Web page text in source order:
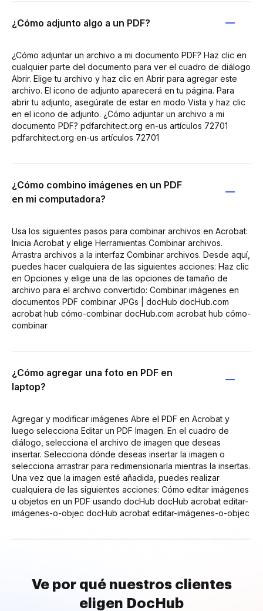
¿Cómo adjunto algo a un PDF?
¿Cómo adjuntar un archivo a mi documento PDF? Haz clic en
cualquier parte del documento para ver el cuadro de diálogo
Abrir. Elige tu archivo y haz clic en Abrir para agregar este
archivo. El icono de adjunto aparecerá en tu página. Para
abrir tu adjunto, asegúrate de estar en modo Vista y haz clic
en el icono de adjunto. ¿Cómo adjuntar un archivo a mi
documento PDF? pdfarchitect.org en-us artículos 72701
pdfarchitect.org en-us artículos 72701
¿Cómo combino imágenes en un PDF
en mi computadora?
Usa los siguientes pasos para combinar archivos en Acrobat:
Inicia Acrobat y elige Herramientas Combinar archivos.
Arrastra archivos a la interfaz Combinar archivos. Desde aquí,
puedes hacer cualquiera de las siguientes acciones: Haz clic
en Opciones y elige una de las opciones de tamaño de
archivo para el archivo convertido: Combinar imágenes en
documentos PDF combinar JPGs | docHub docHub.com
acrobat hub cómo-combinar docHub.com acrobat hub cómo-
combinar
¿Cómo agregar una foto en PDF en
laptop?
Agregar y modificar imágenes Abre el PDF en Acrobat y
luego selecciona Editar un PDF Imagen. En el cuadro de
diálogo, selecciona el archivo de imagen que deseas
insertar. Selecciona dónde deseas insertar la imagen o
selecciona arrastrar para redimensionarla mientras la insertas.
Una vez que la imagen esté añadida, puedes realizar
cualquiera de las siguientes acciones: Cómo editar imágenes
u objetos en un PDF usando docHub docHub acrobat editar-
imágenes-o-objec docHub acrobat editar-imágenes-o-objec
Ve por qué nuestros clientes
eligen DocHub